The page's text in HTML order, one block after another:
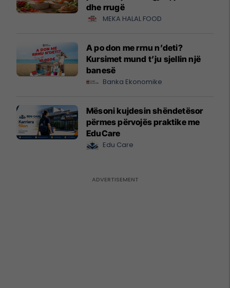
dhe rrugë
MEKA HALAL FOOD
A po don me rrnu n’deti?
Kursimet mund t’ju sjellin një
banesë
Banka Ekonomike
Mësoni kujdesin shëndetësor
përmes përvojës praktike me
EduCare
Edu Care